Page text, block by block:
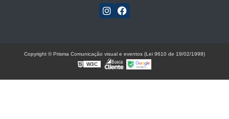
Copyright © Prisma Comunicação visual e eventos (Lei 9610 de 19/02/1998)
W3C